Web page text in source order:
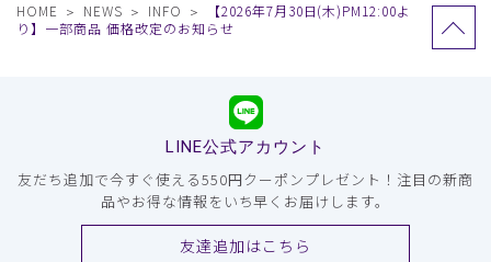
HOME NEWS INFO
【2026年7月30日(木)PM12:00よ
り】一部商品 価格改定のお知らせ
LINE公式アカウント
友だち追加で今すぐ使える550円クーポンプレゼント！注目の新商
品やお得な情報をいち早くお届けします。
友達追加はこちら